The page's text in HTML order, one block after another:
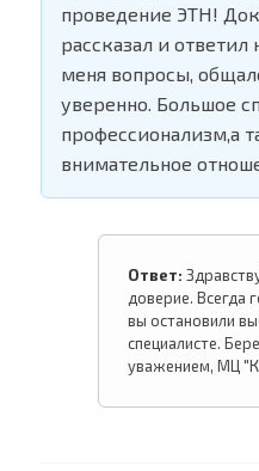
проведение ЭТН!
рассказал и
меня вопросы,
уверенно. Большое
профессионализм,а
внимательное
Ответ:
доверие. Всегда
вы остановили
специалисте.
уважением, МЦ